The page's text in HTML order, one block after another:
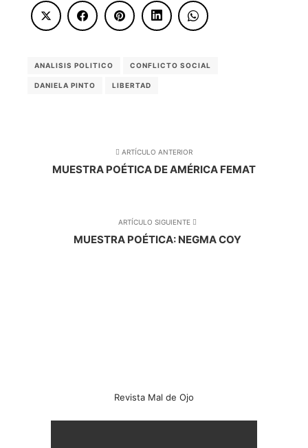
ANALISIS POLITICO CONFLICTO SOCIAL
DANIELA PINTO LIBERTAD
ARTÍCULO ANTERIOR
MUESTRA POÉTICA DE AMÉRICA FEMAT
ARTÍCULO SIGUIENTE
MUESTRA POÉTICA: NEGMA COY
Revista Mal de Ojo